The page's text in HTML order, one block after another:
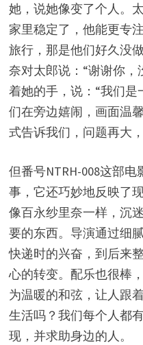
她，说她像变了个人。
家里稳定了，他能更专
旅行，那是他们好久没
奈对太郎说：“谢谢你
着她的手，说：“我们
们在旁边嬉闹，画面温
式告诉我们，问题再大
但番号NTRH-008这部
事，它还巧妙地反映了
像百永纱里奈一样，沉
要的东西。导演通过细
快递时的兴奋，到后来
心的转变。配乐也很棒
为温暖的和弦，让人跟
生活吗？我们每个人都
现，并求助身边的人。